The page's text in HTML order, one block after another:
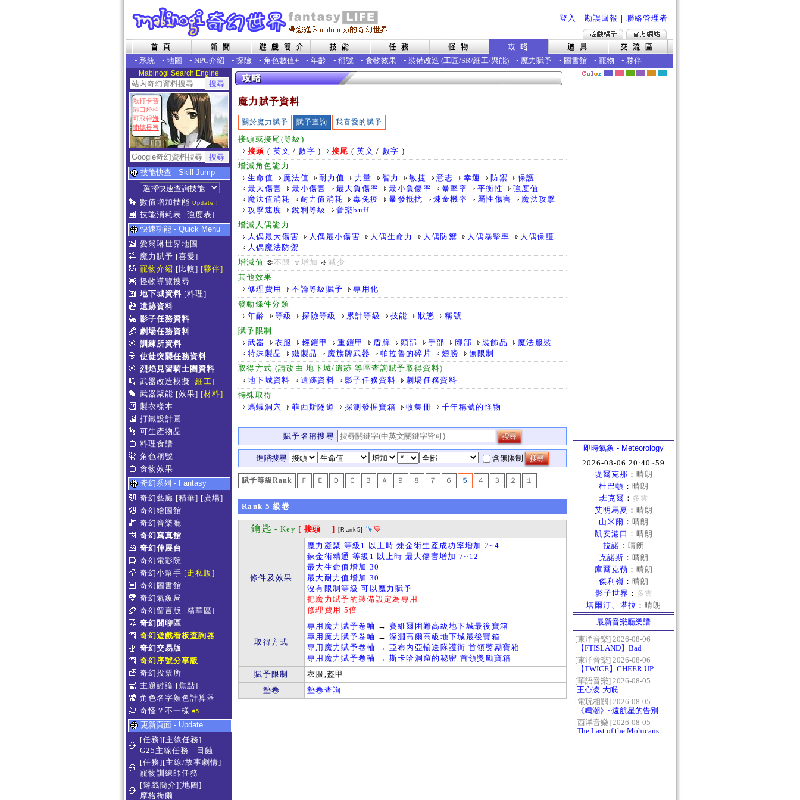
登入 ｜ 勘誤回報 ｜ 聯絡管理者
• 系統 • 地圖 • NPC介紹 • 探險 • 角色數值+ • 年齡 • 稱號 • 食物效果 • 裝備改造 (工匠/SR/細工/聚能) • 魔力賦予 • 圖書館 • 寵物 • 夥伴
Mabinogi Search Engine
敲打卡普
港口燈柱
可取得海
蘭德長弓
技能快查 - Skill Jump
數值增加技能 Update !
技能消耗表 [強度表]
快速功能 - Quick Menu
愛爾琳世界地圖
魔力賦予 [喜愛]
寵物介紹 [比較] [夥伴]
怪物導覽搜尋
地下城資料 [料理]
遺跡資料
影子任務資料
劇場任務資料
訓練所資料
使徒突襲任務資料
烈焰見習騎士團資料
武器改造模擬 [細工]
武器聚能 [效果] [材料]
製衣樣本
打鐵設計圖
可生產物品
料理食譜
角色稱號
食物效果
奇幻系列 - Fantasy
奇幻藝廊 [精華] [廣場]
奇幻繪圖館
奇幻音樂廳
奇幻寫真館
奇幻伸展台
奇幻電影院
奇幻小幫手 [走私販]
奇幻圖書館
奇幻氣象局
奇幻留言版 [精華區]
奇幻閒聊區
奇幻遊戲看板查詢器
奇幻交易版
奇幻序號分享版
奇幻投票所
主題討論 [焦點]
角色名字顏色計算器
奇怪？不一樣 #5
更新頁面 - Update
[任務][主線任務]
G25主線任務 - 日蝕
[任務][主線/故事劇情]
寵物訓練師任務
[遊戲簡介][地圖]
摩格梅爾
魔力賦予資料
關於魔力賦予 賦予查詢 我喜愛的賦予
接頭或接尾(等級)
接頭 ( 英文 /數字 ) 接尾 (英文 /數字 )
增減角色能力
生命值
魔法值 耐力值 力量 智力 敏捷 意志 幸運 防禦
保護
最大傷害
最小傷害 最大負傷率 最小負傷率 暴擊率 平衡性
強度值
魔法值消耗
耐力值消耗 毒免疫 暴發抵抗 煉金機率 屬性傷害
魔法攻擊
攻擊速度
銳利等級
音樂buff
增減人偶能力
人偶最大傷害
人偶最小傷害 人偶生命力 人偶防禦 人偶暴擊率
人偶保護
人偶魔法防禦
增減值
不限 增加
減少
其他效果
修理費用
不論等級賦予
專用化
發動條件分類
年齡
等級 探險等級 累計等級 技能 狀態
稱號
賦予限制
武器
衣服 輕鎧甲 重鎧甲 盾牌 頭部 手部 腳部 裝飾品
魔法服裝
特殊製品
鐵製品 魔族牌武器 帕拉魯的碎片 翅膀
無限制
取得方式 (請改由 地下城/遺跡 等區查詢賦予取得資料)
地下城資料
遺跡資料 影子任務資料
劇場任務資料
特殊取得
螞蟻洞穴
菲西斯隧道 探測發掘寶箱 收集冊 千年稱號的怪物
賦予名稱搜尋
進階搜尋 含無限制
賦予等級Rank Ｆ Ｅ Ｄ Ｃ Ｂ Ａ ９ ８ ７ ６ ５ ４ ３ ２ １
Rank 5 級卷
鑰匙 - Key [ 接頭 ] [Rank5]
條件及效果
魔力凝聚 等級1 以上時 煉金術生產成功率增加 2~4
鍊金術精通 等級1 以上時 最大傷害增加 7~12
最大生命值增加 30
最大耐力值增加 30
沒有限制等級 可以魔力賦予
把魔力賦予的裝備設定為專用
修理費用 5倍
取得方式
專用魔力賦予卷軸 → 賽維爾困難高級地下城最後寶箱
專用魔力賦予卷軸 → 深淵高爾高級地下城最後寶箱
專用魔力賦予卷軸 → 亞布內亞輸送隊護衛 首領獎勵寶箱
專用魔力賦予卷軸 → 斯卡哈洞窟的秘密 首領獎勵寶箱
賦予限制
衣服,盔甲
墊卷
墊卷查詢
即時氣象 - Meteorology
2026-08-06 20:40~59
堤爾克那 ： 晴朗
杜巴頓 ： 晴朗
班克爾 ： 多雲
艾明馬夏 ： 晴朗
山米爾 ： 晴朗
凱安港口 ： 晴朗
拉諾 ： 晴朗
克諾斯 ： 晴朗
庫爾克勒 ： 晴朗
傑利嶺 ： 晴朗
影子世界 ： 多雲
塔爾汀、塔拉 ： 晴朗
最新音樂廳樂譜
[東洋音樂] 2026-08-06
【FTISLAND】Bad
Woman
[東洋音樂] 2026-08-06
【TWICE】CHEER UP
[華語音樂] 2026-08-05
王心凌-大眠
[電玩相關] 2026-08-05
《鳴潮》~遠航星的告別
[西洋音樂] 2026-08-05
The Last of the Mohicans
最後的莫西乾人